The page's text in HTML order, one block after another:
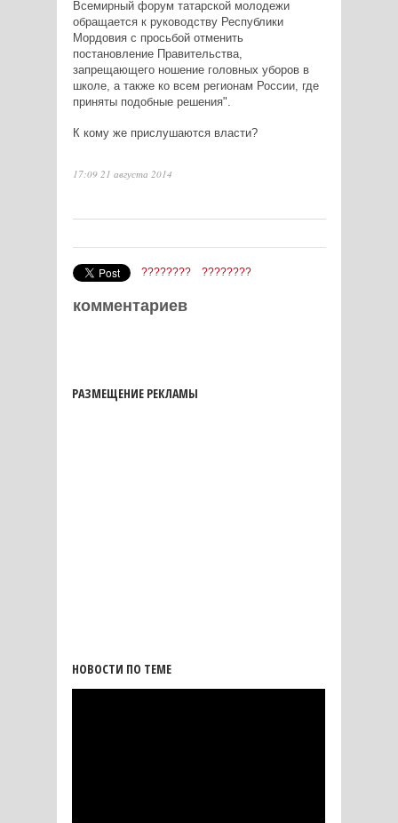
Всемирный форум татарской молодежи
обращается к руководству Республики
Мордовия с просьбой отменить
постановление Правительства,
запрещающего ношение головных уборов в
школе, а также ко всем регионам России, где
приняты подобные решения".
К кому же прислушаются власти?
17:09 21 августа 2014
???????? ????????
комментариев
РАЗМЕЩЕНИЕ РЕКЛАМЫ
НОВОСТИ ПО ТЕМЕ